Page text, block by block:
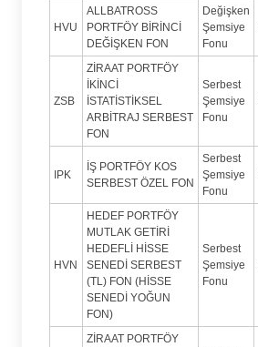
HVU
ALLBATROSS
PORTFÖY BİRİNCİ
DEĞİŞKEN FON
Değişken
Şemsiye
Fonu
ZSB
ZİRAAT PORTFÖY
İKİNCİ
İSTATİSTİKSEL
ARBİTRAJ SERBEST
FON
Serbest
Şemsiye
Fonu
IPK
İŞ PORTFÖY KOS
SERBEST ÖZEL FON
Serbest
Şemsiye
Fonu
HVN
HEDEF PORTFÖY
MUTLAK GETİRİ
HEDEFLİ HİSSE
SENEDİ SERBEST
(TL) FON (HİSSE
SENEDİ YOĞUN
FON)
Serbest
Şemsiye
Fonu
ZİRAAT PORTFÖY